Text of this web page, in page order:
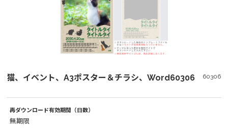
猫、イベント、A3ポスター＆チラシ、Word60306 60306
再ダウンロード有効期間（日数）
無期限